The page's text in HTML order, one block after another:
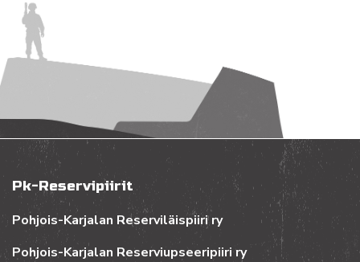
Pk-Reservipiirit
Pohjois-Karjalan Reserviläispiiri ry
Pohjois-Karjalan Reserviupseeripiiri ry